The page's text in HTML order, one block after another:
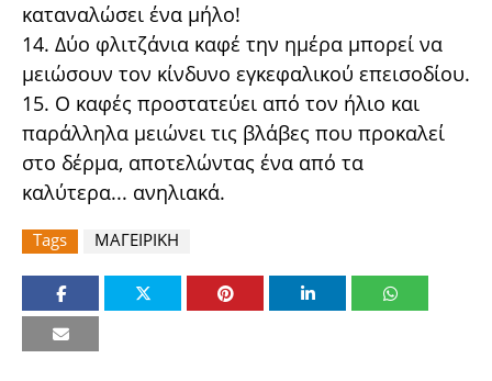
καταναλώσει ένα μήλο!
14. Δύο φλιτζάνια καφέ την ημέρα μπορεί να
μειώσουν τον κίνδυνο εγκεφαλικού επεισοδίου.
15. Ο καφές προστατεύει από τον ήλιο και
παράλληλα μειώνει τις βλάβες που προκαλεί
στο δέρμα, αποτελώντας ένα από τα
καλύτερα... ανηλιακά.
Tags ΜΑΓΕΙΡΙΚΗ